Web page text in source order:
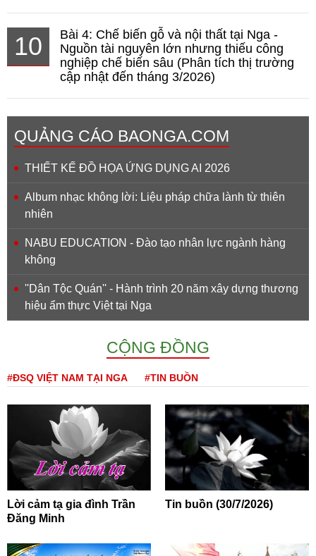
10
Bài 4: Chế biến gỗ và nội thất tại Nga -
Nguồn tài nguyên lớn nhưng thiếu công
nghiệp chế biến sâu (Phân tích thị trường
cập nhật đến tháng 3/2026)
QUẢNG CÁO BAONGA.COM
THIẾT KẾ ĐỒ HỌA ỨNG DỤNG AI 2026
Album nhạc không lời: Liệu pháp chữa lành từ thiên
nhiên
NABU EDUCATION - Đào tạo nhân lực ngành hàng
không
''Dân Tộc Quán'' - Hành trình 20 năm xây dựng thương
hiệu ẩm thực Việt tại Nga
CỘNG ĐỒNG
#ĐSQ VIỆT NAM TẠI NGA #TIN BUỒN
Lời cảm tạ gia đình Trần
Đăng Minh
Tin buồn (30/7/2026)